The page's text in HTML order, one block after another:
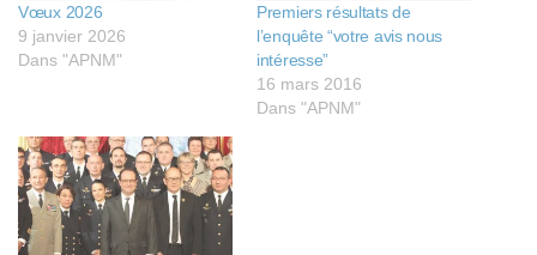
Vœux 2026
9 janvier 2026
Dans "APNM"
Premiers résultats de
l’enquête “votre avis nous
intéresse”
16 mars 2016
Dans "APNM"